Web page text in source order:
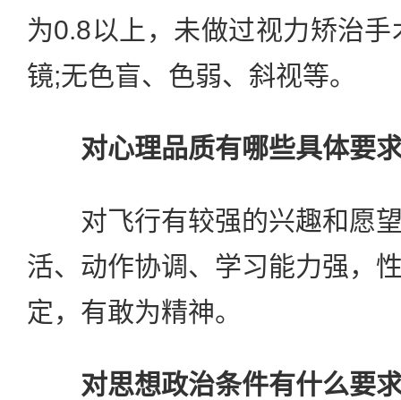
为0.8以上，未做过视力矫治
镜;无色盲、色弱、斜视等。
对心理品质有哪些具体要
对飞行有较强的兴趣和愿望
活、动作协调、学习能力强，
定，有敢为精神。
对思想政治条件有什么要